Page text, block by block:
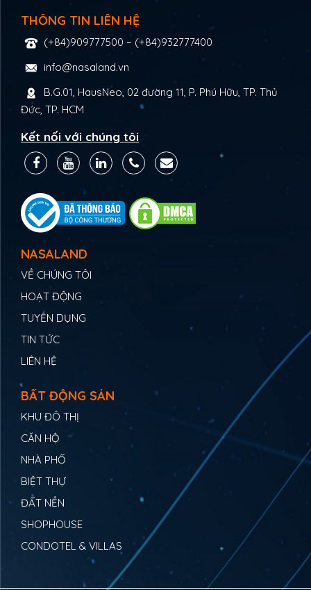
THÔNG TIN LIÊN HỆ
(+84)909777500 – (+84)932777400
info@nasaland.vn
B.G.01, HausNeo, 02 đường 11, P. Phú Hữu, TP. Thủ
Đức, TP. HCM
Kết nối với chúng tôi
NASALAND
VỀ CHÚNG TÔI
HOẠT ĐỘNG
TUYỂN DỤNG
TIN TỨC
LIÊN HỆ
BẤT ĐỘNG SẢN
KHU ĐÔ THỊ
CĂN HỘ
NHÀ PHỐ
BIỆT THỰ
ĐẤT NỀN
SHOPHOUSE
CONDOTEL & VILLAS